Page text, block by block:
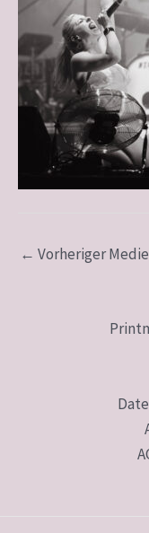
← Vorheriger